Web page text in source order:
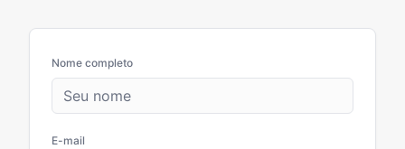
Nome completo
E-mail